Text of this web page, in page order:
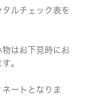
ルチェック表を
はお下見時にお
。
ートとなりま